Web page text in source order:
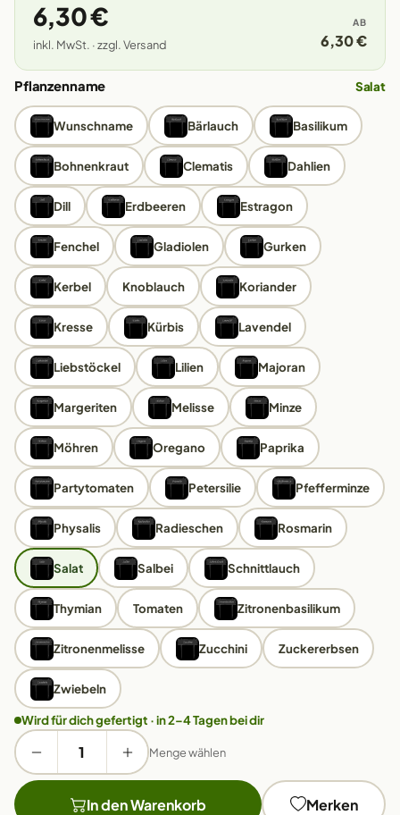
6,30 €
inkl. MwSt. · zzgl. Versand
AB
6,30 €
Pflanzenname Salat
Wunschname Bärlauch Basilikum
Bohnenkraut Clematis Dahlien
Dill Erdbeeren Estragon
Fenchel Gladiolen Gurken
Kerbel Knoblauch Koriander
Kresse Kürbis Lavendel
Liebstöckel Lilien Majoran
Margeriten Melisse Minze
Möhren Oregano Paprika
Partytomaten Petersilie Pfefferminze
Physalis Radieschen Rosmarin
Salat Salbei Schnittlauch
Thymian Tomaten Zitronenbasilikum
Zitronenmelisse Zucchini Zuckererbsen
Zwiebeln
Wird für dich gefertigt · in 2–4 Tagen bei dir
Menge wählen
In den Warenkorb Merken